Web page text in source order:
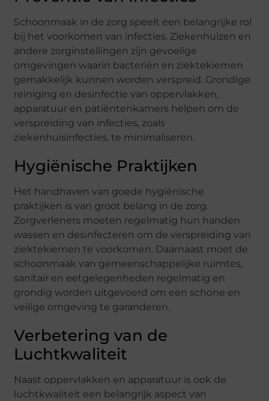
Schoonmaak in de zorg speelt een belangrijke rol
bij het voorkomen van infecties. Ziekenhuizen en
andere zorginstellingen zijn gevoelige
omgevingen waarin bacteriën en ziektekiemen
gemakkelijk kunnen worden verspreid. Grondige
reiniging en desinfectie van oppervlakken,
apparatuur en patiëntenkamers helpen om de
verspreiding van infecties, zoals
ziekenhuisinfecties, te minimaliseren.
Hygiënische Praktijken
Het handhaven van goede hygiënische
praktijken is van groot belang in de zorg.
Zorgverleners moeten regelmatig hun handen
wassen en desinfecteren om de verspreiding van
ziektekiemen te voorkomen. Daarnaast moet de
schoonmaak van gemeenschappelijke ruimtes,
sanitair en eetgelegenheden regelmatig en
grondig worden uitgevoerd om een schone en
veilige omgeving te garanderen.
Verbetering van de
Luchtkwaliteit
Naast oppervlakken en apparatuur is ook de
luchtkwaliteit een belangrijk aspect van